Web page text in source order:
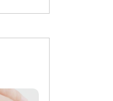
比較薄
發現敷
易脫